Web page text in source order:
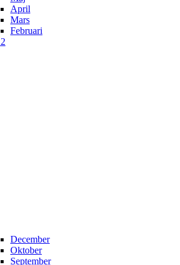
April
Mars
Februari
December
Oktober
September